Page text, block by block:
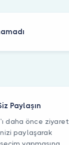
Paylaşın
daha önce ziyaret
paylaşarak
yapmasına